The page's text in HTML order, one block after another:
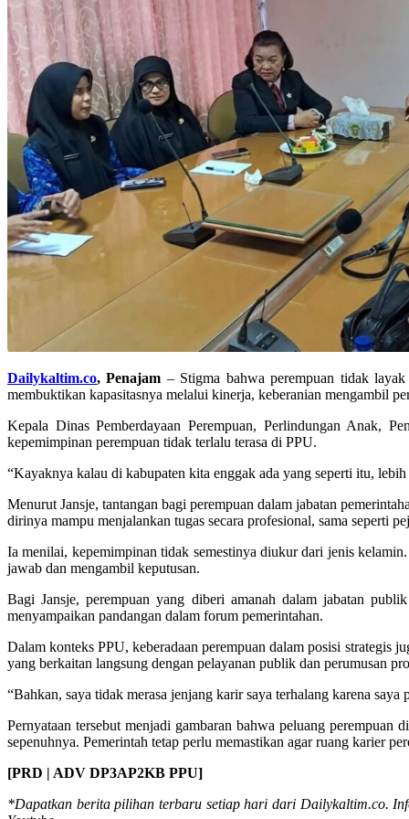
Dailykaltim.co, Penajam – Stigma bahwa perempuan tidak
membuktikan kapasitasnya melalui kinerja, keberanian mengambil
Kepala Dinas Pemberdayaan Perempuan, Perlindungan Anak,
kepemimpinan perempuan tidak terlalu terasa di PPU.
“Kayaknya kalau di kabupaten kita enggak ada yang seperti itu,
Menurut Jansje, tantangan bagi perempuan dalam jabatan
dirinya mampu menjalankan tugas secara profesional, sama seperti
Ia menilai, kepemimpinan tidak semestinya diukur dari jenis
jawab dan mengambil keputusan.
Bagi Jansje, perempuan yang diberi amanah dalam jabatan
menyampaikan pandangan dalam forum pemerintahan.
Dalam konteks PPU, keberadaan perempuan dalam posisi strategis
yang berkaitan langsung dengan pelayanan publik dan perumusan
“Bahkan, saya tidak merasa jenjang karir saya terhalang karena saya
Pernyataan tersebut menjadi gambaran bahwa peluang
sepenuhnya. Pemerintah tetap perlu memastikan agar ruang karier
[PRD | ADV DP3AP2KB PPU]
*Dapatkan berita pilihan terbaru setiap hari dari Dailykaltim.co.